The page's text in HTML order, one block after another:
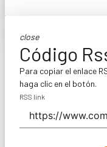
close
Código
Para copiar el enlace
haga clic en el botón.
RSS link